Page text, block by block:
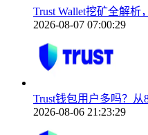
Trust Wallet挖矿全解
2026-08-07 07:00:29
Trust钱包用户多吗？
2026-08-06 21:23:29